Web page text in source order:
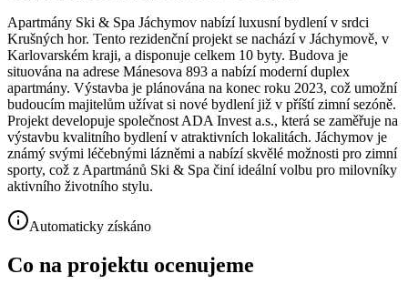
Apartmány Ski & Spa Jáchymov nabízí luxusní bydlení v srdci
Krušných hor. Tento rezidenční projekt se nachází v Jáchymově, v
Karlovarském kraji, a disponuje celkem 10 byty. Budova je
situována na adrese Mánesova 893 a nabízí moderní duplex
apartmány. Výstavba je plánována na konec roku 2023, což umožní
budoucím majitelům užívat si nové bydlení již v příští zimní sezóně.
Projekt developuje společnost ADA Invest a.s., která se zaměřuje na
výstavbu kvalitního bydlení v atraktivních lokalitách. Jáchymov je
známý svými léčebnými lázněmi a nabízí skvělé možnosti pro zimní
sporty, což z Apartmánů Ski & Spa činí ideální volbu pro milovníky
aktivního životního stylu.
Automaticky získáno
Co na projektu ocenujeme